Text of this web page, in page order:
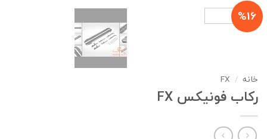
%16
خانه /
FX
رکاب فونيكس FX